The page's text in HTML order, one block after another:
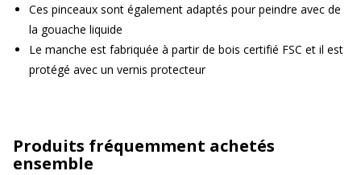
Ces pinceaux sont également adaptés pour peindre avec de
la gouache liquide
Le manche est fabriquée à partir de bois certifié FSC et il est
protégé avec un vernis protecteur
Produits fréquemment achetés
ensemble